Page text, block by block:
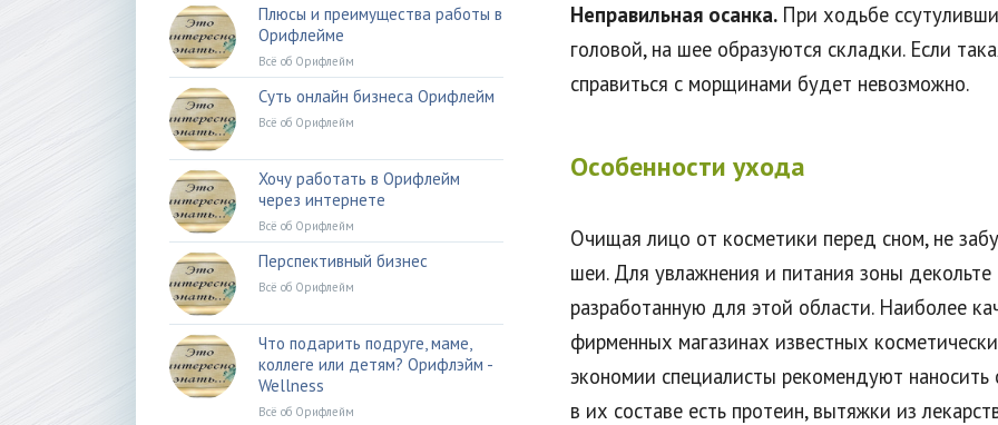
Плюсы и преимущества работы в
Орифлейме
Всё об Орифлейм
Суть онлайн бизнеса Орифлейм
Всё об Орифлейм
Хочу работать в Орифлейм
через интернете
Всё об Орифлейм
Перспективный бизнес
Всё об Орифлейм
Что подарить подруге, маме,
коллеге или детям? Орифлэйм -
Wellness
Всё об Орифлейм
Неправильная осанка. При ходьбе
головой, на шее образуются складки. Если
справиться с морщинами будет невозможно.
Особенности ухода
Очищая лицо от косметики перед сном, не
шеи. Для увлажнения и питания зоны
разработанную для этой области. Наиболее
фирменных магазинах известных
экономии специалисты рекомендуют
в их составе есть протеин, вытяжки из